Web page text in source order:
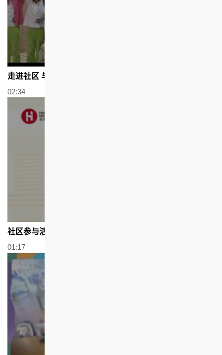
走进社区 与众同乐
02:34
社区参与活动：香港书展2023
01:17